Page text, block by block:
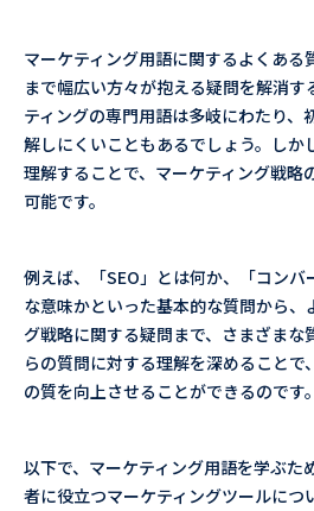
マーケティング用語に関するよくあ
まで幅広い方々が抱える疑問を解消す
ティングの専門用語は多岐にわたり、
解しにくいこともあるでしょう。しか
理解することで、マーケティング戦略
可能です。
例えば、「SEO」とは何か、「コンバ
な意味かといった基本的な質問から、
グ戦略に関する疑問まで、さまざまな
らの質問に対する理解を深めることで
の質を向上させることができるのです。
以下で、マーケティング用語を学ぶた
者に役立つマーケティングツールにつ